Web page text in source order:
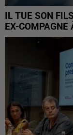
IL TUE SON
EX-COMPAGNE